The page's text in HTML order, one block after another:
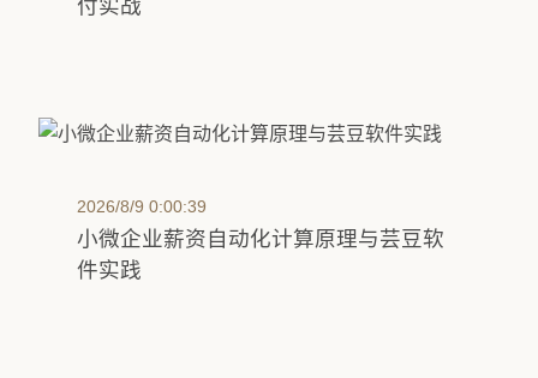
付实战
2026/8/9 0:00:39
小微企业薪资自动化计算原理与芸豆软
件实践